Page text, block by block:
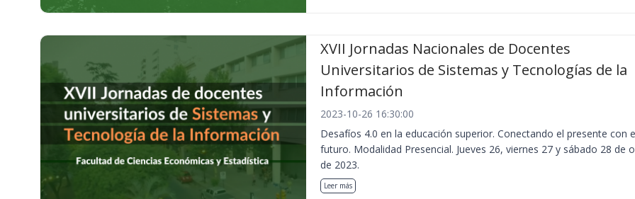
XVII Jornadas Nacionales de Docentes
Universitarios de Sistemas y Tecnologías de la
Información
2023-10-26 16:30:00
Desafíos 4.0 en la educación superior. Conectando el presente con
futuro. Modalidad Presencial. Jueves 26, viernes 27 y sábado 28 de
de 2023.
Leer más